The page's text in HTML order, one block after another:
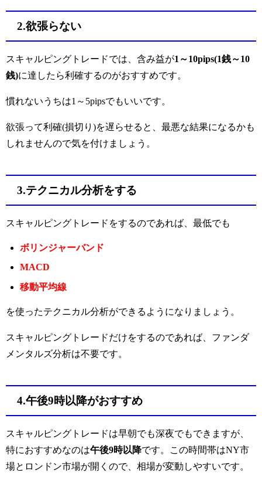
2.欲張らない
スキャルピングトレードでは、含み益が1～10pips(1銭～10
銭)に達したら利確するのがおすすめです。
慣れないうちは1～5pipsでもいいです。
欲張って利確(損切り)を遅らせると、最悪な結果になるかも
しれませんので気を付けましょう。
3.テクニカル分析をする
スキャルピングトレードをするのであれば、最低でも
ボリンジャーバンド
MACD
移動平均線
を使ったテクニカル分析ができるようになりましょう。
スキャルピングトレードだけをするのであれば、ファンダ
メンタルズ分析は不要です。
4.午後9時以降がおすすめ
スキャルピングトレードは早朝でも深夜でもできますが、
特におすすめなのは午後9時以降です。この時間帯はNY市
場とロンドン市場が開くので、相場が変動しやすいです。